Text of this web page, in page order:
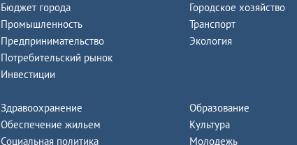
Бюджет города
Промышленность
Предпринимательство
Потребительский рынок
Инвестиции
Городское хозяйство
Транспорт
Экология
Здравоохранение
Обеспечение жильем
Социальная политика
Образование
Культура
Молодежь